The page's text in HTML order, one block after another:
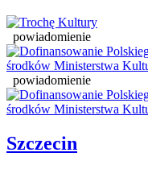
powiadomienie
powiadomienie
Szczecin